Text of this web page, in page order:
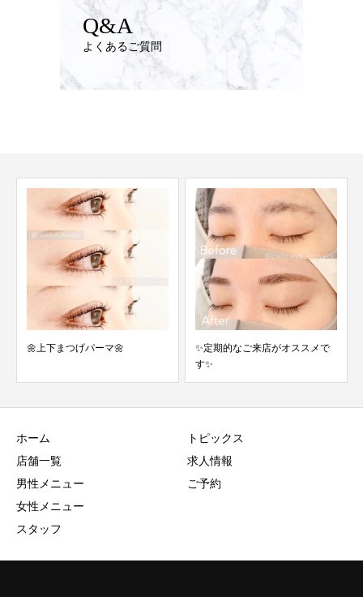
Q&A
よくあるご質問
🌼上下まつげパーマ🌼
✨定期的なご来店がオススメで
す✨
ホーム
店舗一覧
男性メニュー
女性メニュー
スタッフ
トピックス
求人情報
ご予約